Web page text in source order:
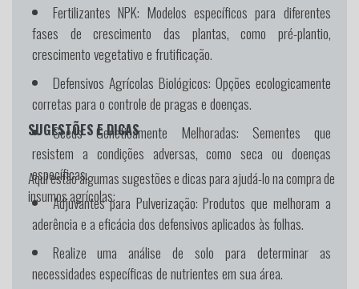
Fertilizantes NPK: Modelos específicos para diferentes
fases de crescimento das plantas, como pré-plantio,
crescimento vegetativo e frutificação.
Defensivos Agrícolas Biológicos: Opções ecologicamente
corretas para o controle de pragas e doenças.
Seeds Geneticamente Melhoradas: Sementes que
resistem a condições adversas, como seca ou doenças
específicas.
Adjuvantes para Pulverização: Produtos que melhoram a
aderência e a eficácia dos defensivos aplicados às folhas.
SUGESTÕES E DICAS
Aqui estão algumas sugestões e dicas para ajudá-lo na compra de
insumos agrícolas:
Realize uma análise de solo para determinar as
necessidades específicas de nutrientes em sua área.